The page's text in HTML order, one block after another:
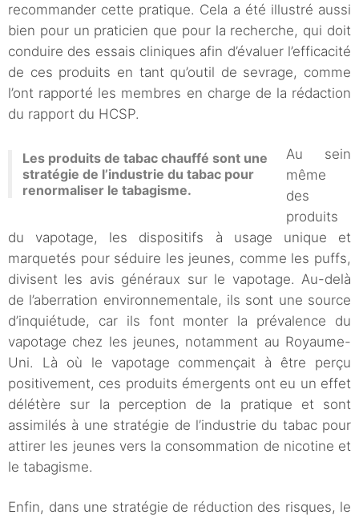
recommander cette pratique. Cela a été illustré aussi
bien pour un praticien que pour la recherche, qui doit
conduire des essais cliniques afin d’évaluer l’efficacité
de ces produits en tant qu’outil de sevrage, comme
l’ont rapporté les membres en charge de la rédaction
du rapport du HCSP.
Les produits de tabac chauffé sont une
stratégie de l’industrie du tabac pour
renormaliser le tabagisme.
Au sein
même
des
produits
du vapotage, les dispositifs à usage unique et
marquetés pour séduire les jeunes, comme les puffs,
divisent les avis généraux sur le vapotage. Au-delà
de l’aberration environnementale, ils sont une source
d’inquiétude, car ils font monter la prévalence du
vapotage chez les jeunes, notamment au Royaume-
Uni. Là où le vapotage commençait à être perçu
positivement, ces produits émergents ont eu un effet
délétère sur la perception de la pratique et sont
assimilés à une stratégie de l’industrie du tabac pour
attirer les jeunes vers la consommation de nicotine et
le tabagisme.
Enfin, dans une stratégie de réduction des risques, le